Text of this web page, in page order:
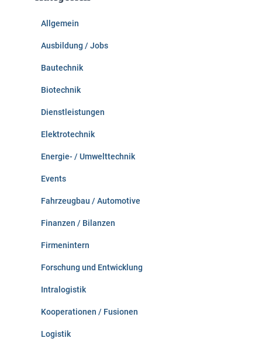
Allgemein
Ausbildung / Jobs
Bautechnik
Biotechnik
Dienstleistungen
Elektrotechnik
Energie- / Umwelttechnik
Events
Fahrzeugbau / Automotive
Finanzen / Bilanzen
Firmenintern
Forschung und Entwicklung
Intralogistik
Kooperationen / Fusionen
Logistik